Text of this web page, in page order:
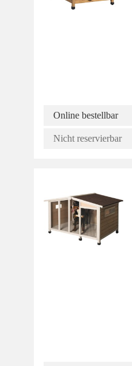
Online bestellbar
Nicht reservierbar